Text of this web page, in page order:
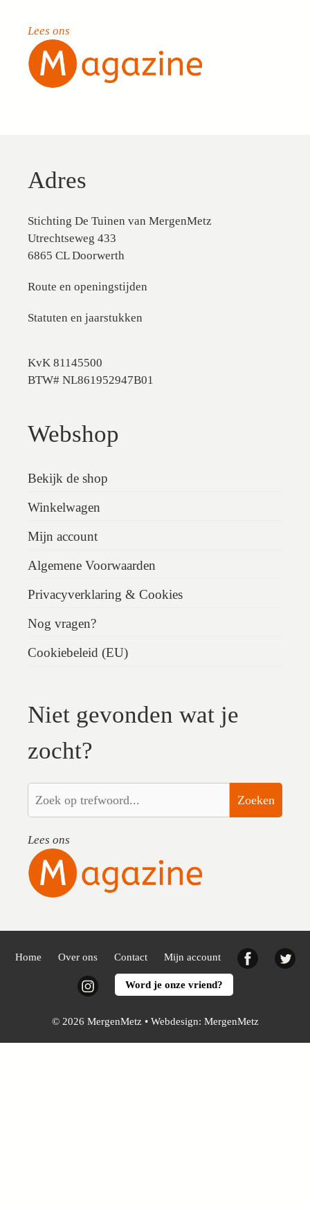
Lees ons
Adres
Stichting De Tuinen van MergenMetz
Utrechtseweg 433
6865 CL Doorwerth
Route en openingstijden
Statuten en jaarstukken
KvK 81145500
BTW# NL861952947B01
Webshop
Bekijk de shop
Winkelwagen
Mijn account
Algemene Voorwaarden
Privacyverklaring & Cookies
Nog vragen?
Cookiebeleid (EU)
Niet gevonden wat je
zocht?
Zoeken
Lees ons
Home Over ons Contact Mijn account Facebook
InstagramWord je onze vriend?
© 2026 MergenMetz • Webdesign: MergenMetz